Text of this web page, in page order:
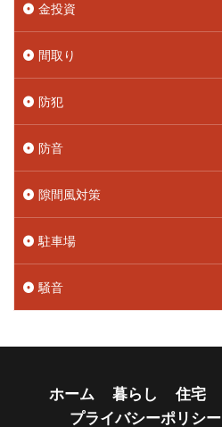
金投資
間取り
防犯
防音
隙間風対策
駐車場
騒音
ホーム 暮らし 住宅
プライバシーポリシー